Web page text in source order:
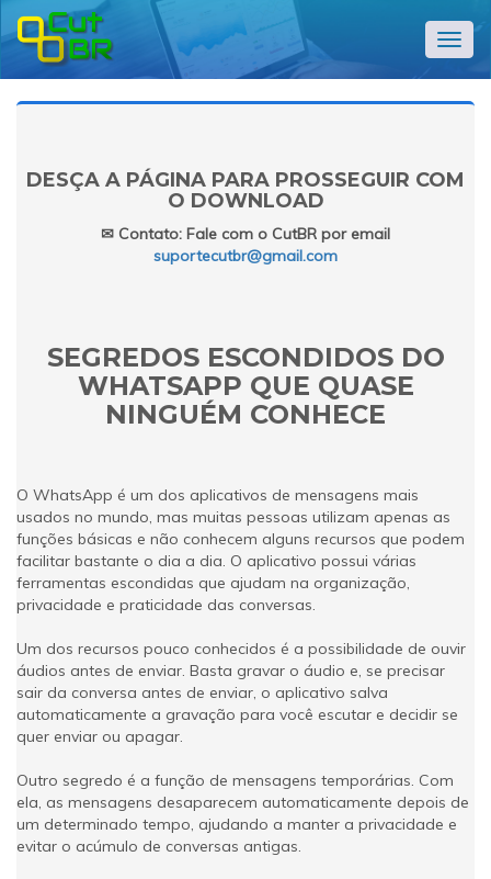
DESÇA A PÁGINA PARA PROSSEGUIR COM
O DOWNLOAD
✉ Contato: Fale com o CutBR por email
suportecutbr@gmail.com
SEGREDOS ESCONDIDOS DO
WHATSAPP QUE QUASE
NINGUÉM CONHECE
O WhatsApp é um dos aplicativos de mensagens mais
usados no mundo, mas muitas pessoas utilizam apenas as
funções básicas e não conhecem alguns recursos que podem
facilitar bastante o dia a dia. O aplicativo possui várias
ferramentas escondidas que ajudam na organização,
privacidade e praticidade das conversas.
Um dos recursos pouco conhecidos é a possibilidade de ouvir
áudios antes de enviar. Basta gravar o áudio e, se precisar
sair da conversa antes de enviar, o aplicativo salva
automaticamente a gravação para você escutar e decidir se
quer enviar ou apagar.
Outro segredo é a função de mensagens temporárias. Com
ela, as mensagens desaparecem automaticamente depois de
um determinado tempo, ajudando a manter a privacidade e
evitar o acúmulo de conversas antigas.